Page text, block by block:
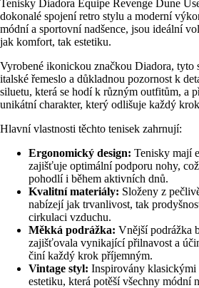
Tenisky Diadora Equipe Revenge Dune
dokonalé spojení retro stylu a moderní
módní a sportovní nadšence, jsou ideální
jak komfort, tak estetiku.
Vyrobené ikonickou značkou Diadora, tyto
italské řemeslo a důkladnou pozornost k
siluetu, která se hodí k různým outfitům, a
unikátní charakter, který odlišuje každý
Hlavní vlastnosti těchto tenisek zahrnují:
Ergonomický design: Tenisky mají
zajišťuje optimální podporu nohy,
pohodlí i během aktivních dnů.
Kvalitní materiály: Složeny z
nabízejí jak trvanlivost, tak
cirkulaci vzduchu.
Měkká podrážka: Vnější podrážka
zajišťovala vynikající přilnavost a
činí každý krok příjemným.
Vintage styl: Inspirovány
estetiku, která potěší všechny módní